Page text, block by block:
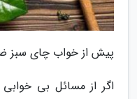
پیش از خواب چای سبز
اگر از مسائل بی